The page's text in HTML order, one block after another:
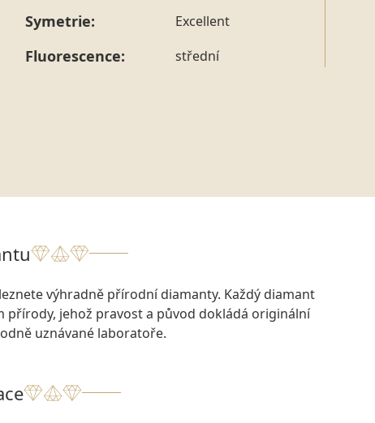
Symetrie: Excellent
Fluorescence: střední
výhradně přírodní diamanty. Každý diamant
přírody, jehož pravost a původ dokládá originální
uznávané laboratoře.